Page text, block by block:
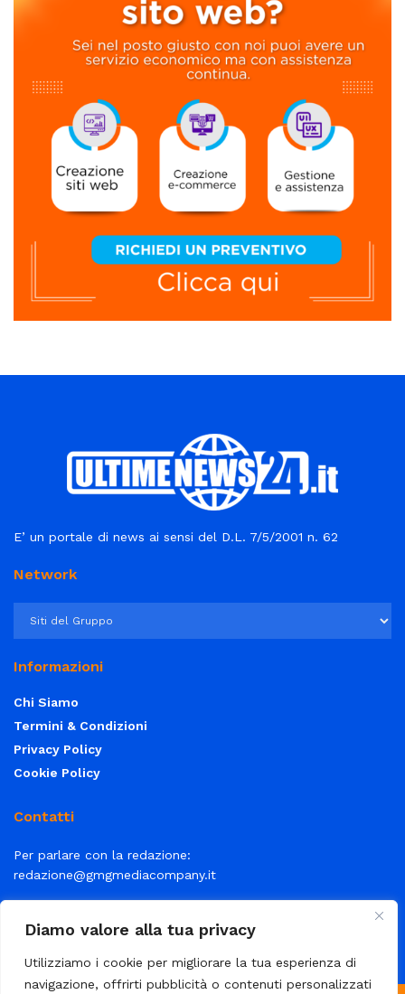
Diamo valore alla tua privacy
Utilizziamo i cookie per migliorare la tua esperienza di
navigazione, offrirti pubblicità o contenuti personalizzati
E’ un portale di news ai sensi del D.L. 7/5/2001 n. 62
Network
Informazioni
Chi Siamo
Termini & Condizioni
Privacy Policy
Cookie Policy
Contatti
Per parlare con la redazione:
redazione@gmgmediacompany.it